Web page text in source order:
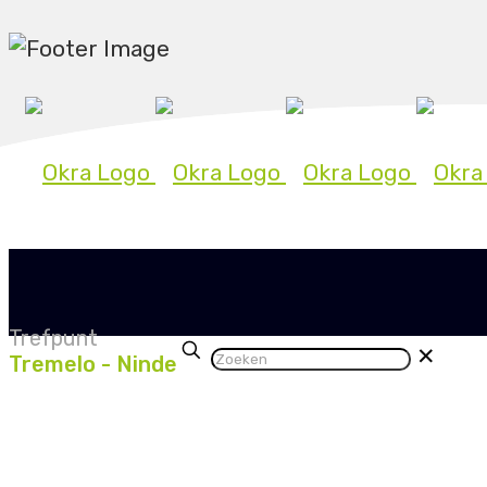
OVER OKRA
Trefpunt
Tremelo - Ninde
✕